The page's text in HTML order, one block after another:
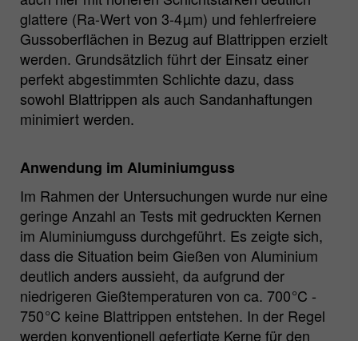
glattere (Ra-Wert von 3-4 µm) und fehlerfreiere
Gussoberflächen in Bezug auf Blattrippen erzielt
werden. Grundsätzlich führt der Einsatz einer
perfekt abgestimmten Schlichte dazu, dass
sowohl Blattrippen als auch Sandanhaftungen
minimiert werden.
Anwendung im Aluminiumguss
Im Rahmen der Untersuchungen wurde nur eine
geringe Anzahl an Tests mit gedruckten Kernen
im Aluminiumguss durchgeführt. Es zeigte sich,
dass die Situation beim Gießen von Aluminium
deutlich anders aussieht, da aufgrund der
niedrigeren Gießtemperaturen von ca. 700 °C -
750 °C keine Blattrippen entstehen. In der Regel
werden konventionell gefertigte Kerne für den